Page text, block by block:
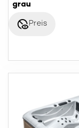
grau
disabled_visiblePreis